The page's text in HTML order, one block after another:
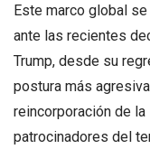
Este marco global
ante las recientes
Trump, desde su
postura más
reincorporación de
patrocinadores del